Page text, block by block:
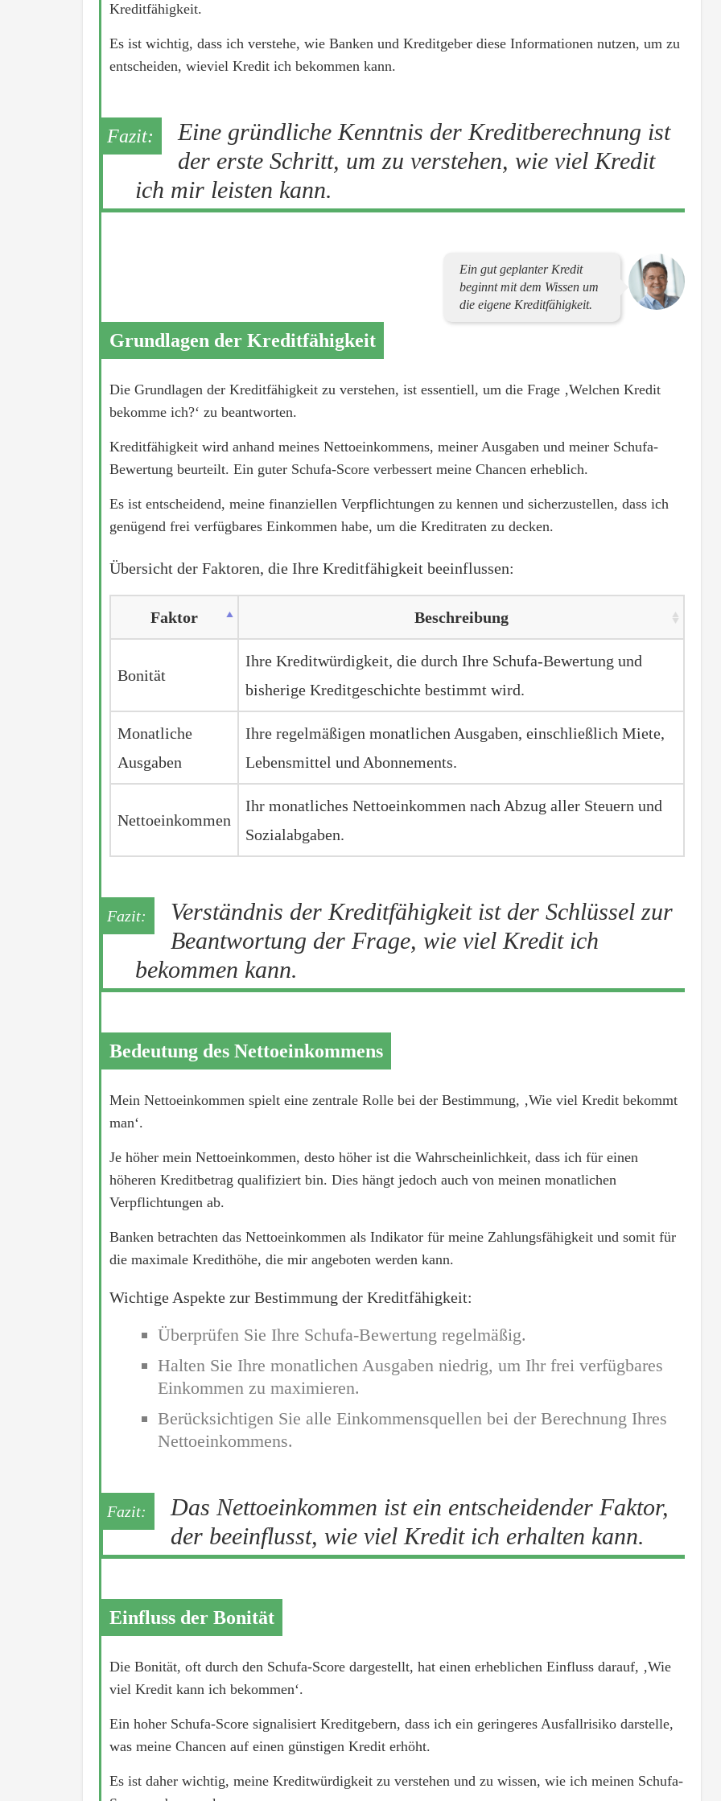
Kreditfähigkeit.
Es ist wichtig, dass ich verstehe, wie Banken und Kreditgeber diese Informationen nutzen, um zu
entscheiden, wieviel Kredit ich bekommen kann.
Eine gründliche Kenntnis der Kreditberechnung ist
der erste Schritt, um zu verstehen, wie viel Kredit
ich mir leisten kann.
Ein gut geplanter Kredit
beginnt mit dem Wissen um
die eigene Kreditfähigkeit.
Grundlagen der Kreditfähigkeit
Die Grundlagen der Kreditfähigkeit zu verstehen, ist essentiell, um die Frage ‚Welchen Kredit
bekomme ich?‘ zu beantworten.
Kreditfähigkeit wird anhand meines Nettoeinkommens, meiner Ausgaben und meiner Schufa-
Bewertung beurteilt. Ein guter Schufa-Score verbessert meine Chancen erheblich.
Es ist entscheidend, meine finanziellen Verpflichtungen zu kennen und sicherzustellen, dass ich
genügend frei verfügbares Einkommen habe, um die Kreditraten zu decken.
Übersicht der Faktoren, die Ihre Kreditfähigkeit beeinflussen:
Faktor Beschreibung
Bonität
Ihre Kreditwürdigkeit, die durch Ihre Schufa-Bewertung und
bisherige Kreditgeschichte bestimmt wird.
Monatliche
Ausgaben
Ihre regelmäßigen monatlichen Ausgaben, einschließlich Miete,
Lebensmittel und Abonnements.
Nettoeinkommen
Ihr monatliches Nettoeinkommen nach Abzug aller Steuern und
Sozialabgaben.
Verständnis der Kreditfähigkeit ist der Schlüssel zur
Beantwortung der Frage, wie viel Kredit ich
bekommen kann.
Bedeutung des Nettoeinkommens
Mein Nettoeinkommen spielt eine zentrale Rolle bei der Bestimmung, ‚Wie viel Kredit bekommt
man‘.
Je höher mein Nettoeinkommen, desto höher ist die Wahrscheinlichkeit, dass ich für einen
höheren Kreditbetrag qualifiziert bin. Dies hängt jedoch auch von meinen monatlichen
Verpflichtungen ab.
Banken betrachten das Nettoeinkommen als Indikator für meine Zahlungsfähigkeit und somit für
die maximale Kredithöhe, die mir angeboten werden kann.
Wichtige Aspekte zur Bestimmung der Kreditfähigkeit:
Überprüfen Sie Ihre Schufa-Bewertung regelmäßig.
Halten Sie Ihre monatlichen Ausgaben niedrig, um Ihr frei verfügbares
Einkommen zu maximieren.
Berücksichtigen Sie alle Einkommensquellen bei der Berechnung Ihres
Nettoeinkommens.
Das Nettoeinkommen ist ein entscheidender Faktor,
der beeinflusst, wie viel Kredit ich erhalten kann.
Einfluss der Bonität
Die Bonität, oft durch den Schufa-Score dargestellt, hat einen erheblichen Einfluss darauf, ‚Wie
viel Kredit kann ich bekommen‘.
Ein hoher Schufa-Score signalisiert Kreditgebern, dass ich ein geringeres Ausfallrisiko darstelle,
was meine Chancen auf einen günstigen Kredit erhöht.
Es ist daher wichtig, meine Kreditwürdigkeit zu verstehen und zu wissen, wie ich meinen Schufa-